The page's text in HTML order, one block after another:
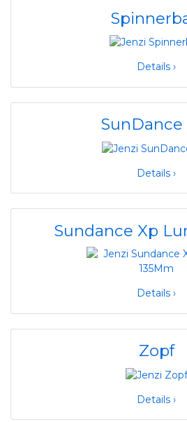
Details ›
SunDance
Details ›
Sundance Xp
Details ›
Zopf
Details ›